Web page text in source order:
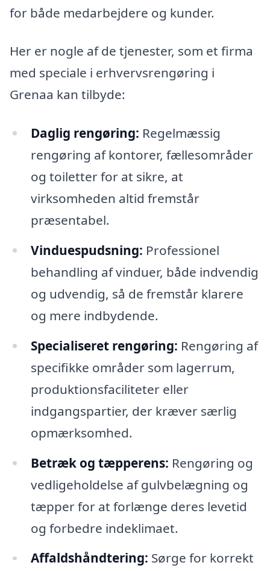
for både medarbejdere og kunder.
Her er nogle af de tjenester, som et firma
med speciale i erhvervsrengøring i
Grenaa kan tilbyde:
Daglig rengøring: Regelmæssig
rengøring af kontorer, fællesområder
og toiletter for at sikre, at
virksomheden altid fremstår
præsentabel.
Vinduespudsning: Professionel
behandling af vinduer, både indvendig
og udvendig, så de fremstår klarere
og mere indbydende.
Specialiseret rengøring: Rengøring af
specifikke områder som lagerrum,
produktionsfaciliteter eller
indgangspartier, der kræver særlig
opmærksomhed.
Betræk og tæpperens: Rengøring og
vedligeholdelse af gulvbelægning og
tæpper for at forlænge deres levetid
og forbedre indeklimaet.
Affaldshåndtering: Sørge for korrekt